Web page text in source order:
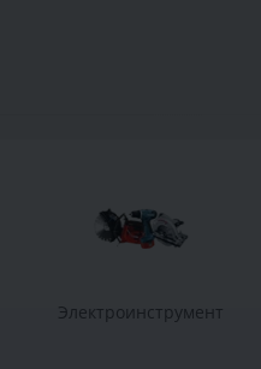
Электроинструмент